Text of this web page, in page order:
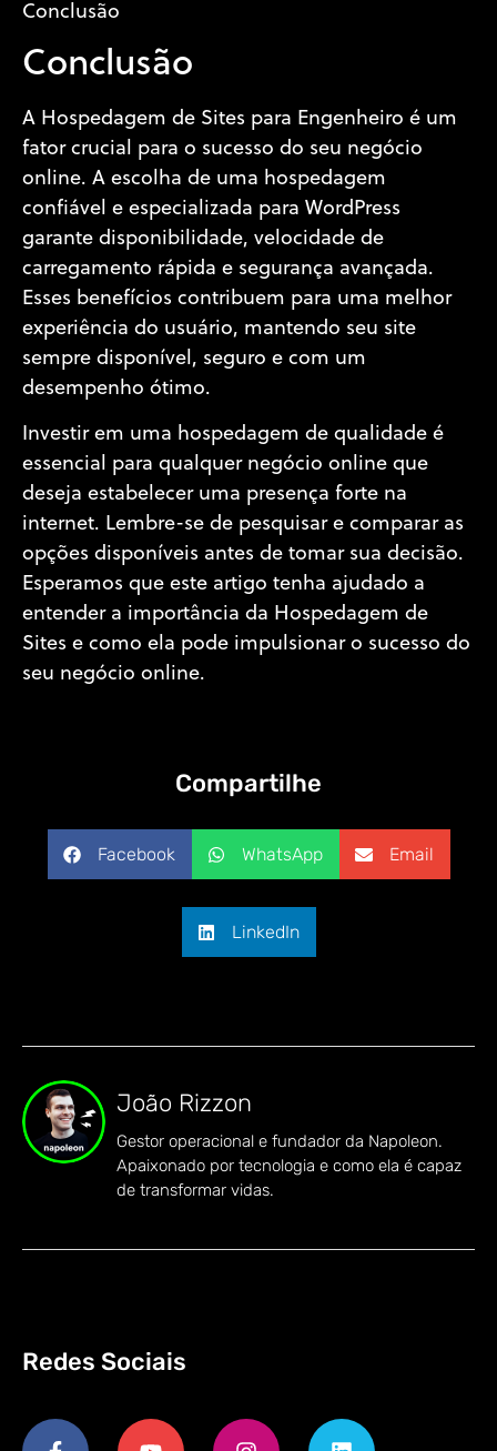
Conclusão
Conclusão
A Hospedagem de Sites para Engenheiro é um
fator crucial para o sucesso do seu negócio
online. A escolha de uma hospedagem
confiável e especializada para WordPress
garante disponibilidade, velocidade de
carregamento rápida e segurança avançada.
Esses benefícios contribuem para uma melhor
experiência do usuário, mantendo seu site
sempre disponível, seguro e com um
desempenho ótimo.
Investir em uma hospedagem de qualidade é
essencial para qualquer negócio online que
deseja estabelecer uma presença forte na
internet. Lembre-se de pesquisar e comparar as
opções disponíveis antes de tomar sua decisão.
Esperamos que este artigo tenha ajudado a
entender a importância da Hospedagem de
Sites e como ela pode impulsionar o sucesso do
seu negócio online.
Compartilhe
Facebook WhatsApp Email
LinkedIn
João Rizzon
Gestor operacional e fundador da Napoleon.
Apaixonado por tecnologia e como ela é capaz
de transformar vidas.
Redes Sociais